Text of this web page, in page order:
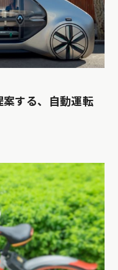
する、自動運転